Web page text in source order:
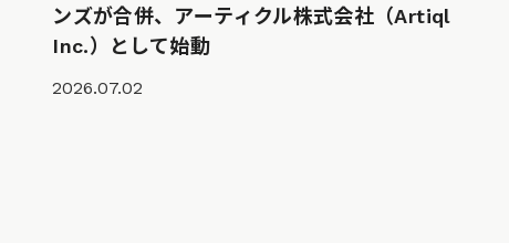
ンズが合併、アーティクル株式会社（Artiql
Inc.）として始動
2026.07.02